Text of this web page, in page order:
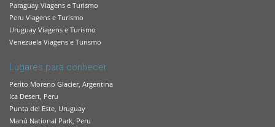
Paraguay Viagens e Turismo
Peru Viagens e Turismo
Uruguay Viagens e Turismo
Venezuela Viagens e Turismo
Lugares para conhecer
Perito Moreno Glacier, Argentina
Ica Desert, Peru
Punta del Este, Uruguay
Manú National Park, Peru